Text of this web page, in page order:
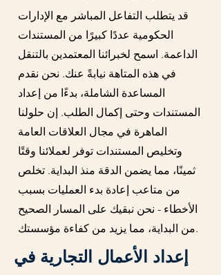
قد يتطلب التفاعل المباشر مع الإدارات
الحكومية عددًا كبيرًا من المستندات
الداعمة. اسمح لخبرائنا المعتمدين بالتنقل
في هذه المتاهة نيابةً عنك. نحن نقدم
المساعدة الشاملة، بدءًا من إعداد
المستندات وحتى إكمال الطلب. إن حلولنا
الماهرة في مجال العلاقات العامة
وتخليص المستندات توفر لعملائنا وقتًا
ثمينًا، مما يضمن الدقة منذ البداية. تخلص
من متاعب إعادة بدء العمليات بسبب
الأخطاء - نحن نبقيك على المسار الصحيح
من البداية، مما يزيد من كفاءة مؤسستك.
إعداد الأعمال التجارية في